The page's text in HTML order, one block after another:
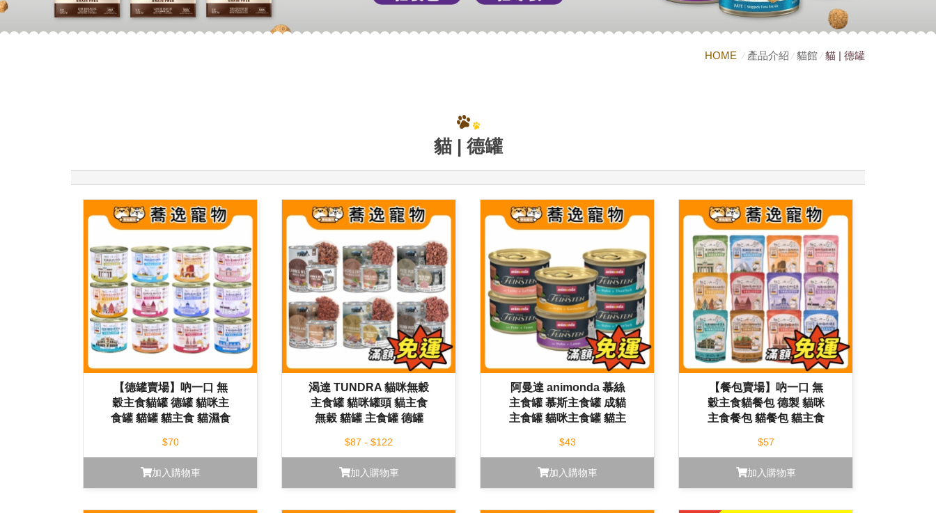
HOME 產品介紹 貓館 貓 | 德罐
貓 | 德罐
【德罐賣場】吶一口 無
穀主食貓罐 德罐 貓咪主
食罐 貓罐 貓主食 貓濕食
$70
加入購物車
渴達 TUNDRA 貓咪無穀
主食罐 貓咪罐頭 貓主食
無穀 貓罐 主食罐 德罐
$87 - $122
加入購物車
阿曼達 animonda 慕絲
主食罐 慕斯主食罐 成貓
主食罐 貓咪主食罐 貓主
$43
加入購物車
【餐包賣場】吶一口 無
穀主食貓餐包 德製 貓咪
主食餐包 貓餐包 貓主食
$57
加入購物車